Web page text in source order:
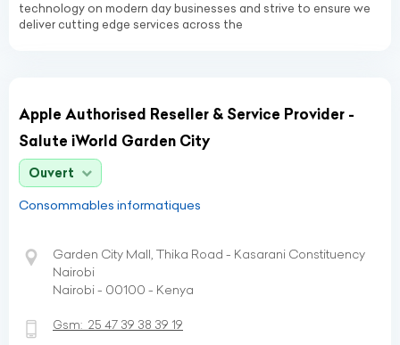
technology on modern day businesses and strive to ensure we
deliver cutting edge services across the
Apple Authorised Reseller & Service Provider -
Salute iWorld Garden City
Ouvert
Consommables informatiques
Garden City Mall, Thika Road - Kasarani Constituency
Nairobi
Nairobi - 00100 - Kenya
Gsm: 25 47 39 38 39 19